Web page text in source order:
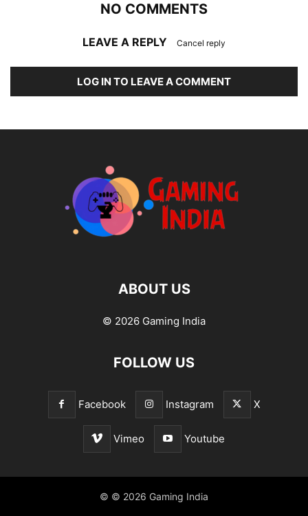
NO COMMENTS
LEAVE A REPLY Cancel reply
LOG IN TO LEAVE A COMMENT
ABOUT US
© 2026 Gaming India
FOLLOW US
Facebook Instagram X
Vimeo Youtube
© © 2026 Gaming India